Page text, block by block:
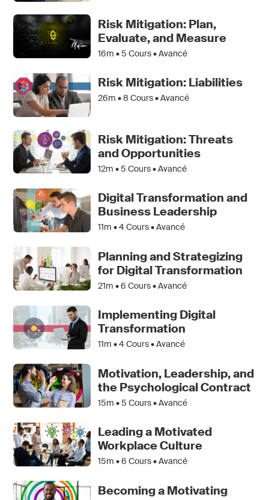
Risk Mitigation: Plan,
Evaluate, and Measure
16m •5 Cours • Avancé
Risk Mitigation: Liabilities
26m •8 Cours • Avancé
Risk Mitigation: Threats
and Opportunities
12m •5 Cours • Avancé
Digital Transformation and
Business Leadership
11m •4Cours • Avancé
Planning and Strategizing
for Digital Transformation
21m •6 Cours • Avancé
Implementing Digital
Transformation
11m •4Cours • Avancé
Motivation, Leadership, and
the Psychological Contract
15m •5 Cours • Avancé
Leading a Motivated
Workplace Culture
15m •6 Cours • Avancé
Becoming a Motivating